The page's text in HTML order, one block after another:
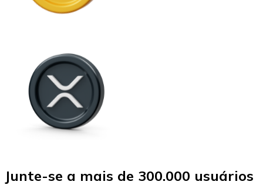
Junte-se a mais de 300.000 usuários